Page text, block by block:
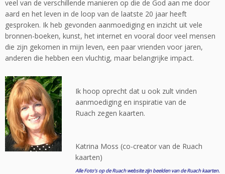
veel van de verschillende manieren op die de God aan me door
aard en het leven in de loop van de laatste 20 jaar heeft
gesproken. Ik heb gevonden aanmoediging en inzicht uit vele
bronnen-boeken, kunst, het internet en vooral door veel mensen
die zijn gekomen in mijn leven, een paar vrienden voor jaren,
anderen die hebben een vluchtig, maar belangrijke impact.
Ik hoop oprecht dat u ook zult vinden
aanmoediging en inspiratie van de
Ruach zegen kaarten.
Katrina Moss (co-creator van de Ruach
kaarten)
Alle Foto’s op de Ruach website zijn beelden van de Ruach kaarten.